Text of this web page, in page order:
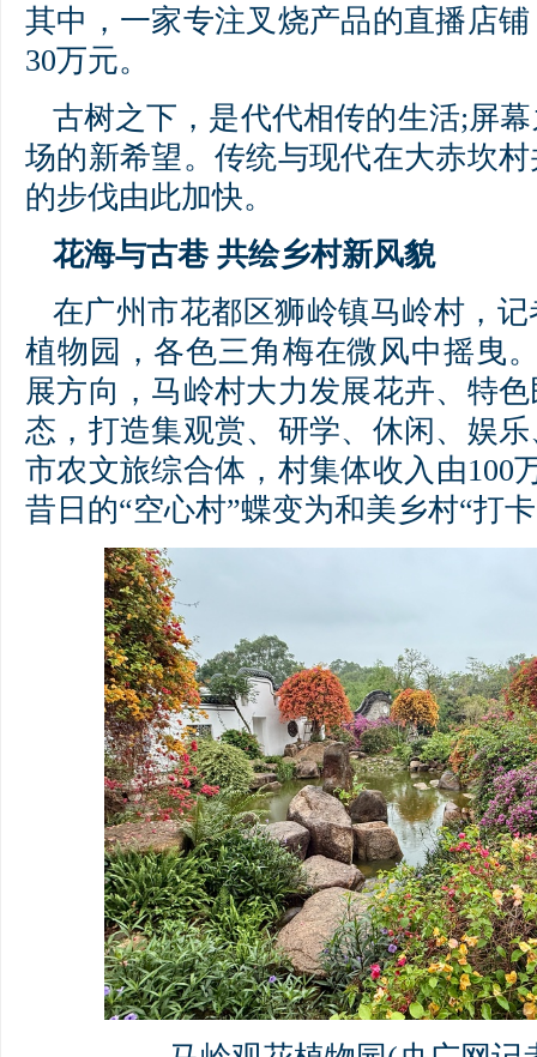
其中，一家专注叉烧产品的直播店
30万元。
古树之下，是代代相传的生活;屏
场的新希望。传统与现代在大赤坎
的步伐由此加快。
花海与古巷 共绘乡村新风貌
在广州市花都区狮岭镇马岭村，
植物园，各色三角梅在微风中摇曳
展方向，马岭村大力发展花卉、特
态，打造集观赏、研学、休闲、娱
市农文旅综合体，村集体收入由100
昔日的“空心村”蝶变为和美乡村“打